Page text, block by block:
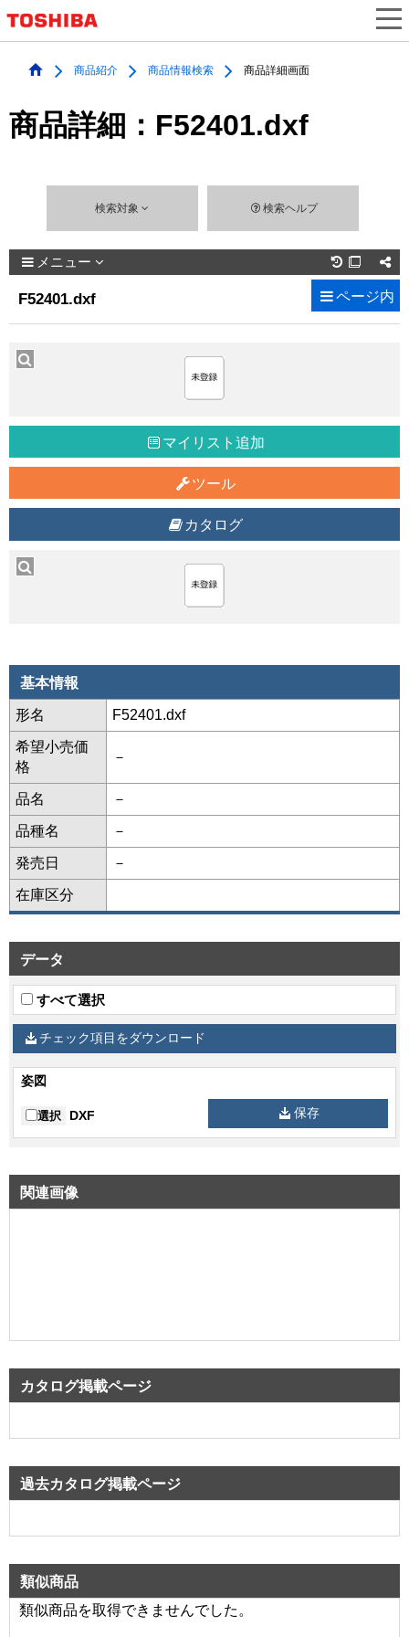
商品紹介 商品情報検索 商品詳細画面
商品詳細：F52401.dxf
検索対象 検索ヘルプ
メニュー 
F52401.dxf ページ内
マイリスト追加
ツール
カタログ
基本情報
形名 F52401.dxf
希望小売価
格
－
品名 －
品種名 －
発売日 －
在庫区分
データ
すべて選択
チェック項目をダウンロード
姿図
選択 DXF 保存
関連画像
カタログ掲載ページ
過去カタログ掲載ページ
類似商品
類似商品を取得できませんでした。